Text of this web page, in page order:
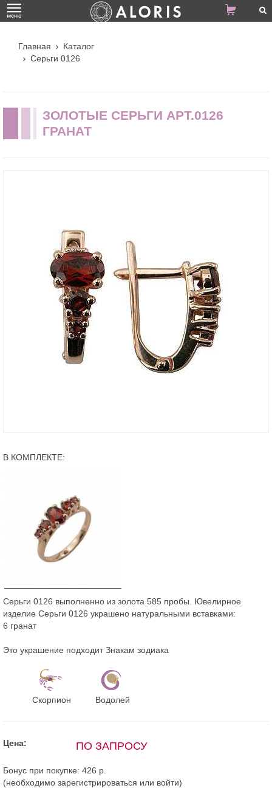
Главная
Каталог
Серьги 0126
ЗОЛОТЫЕ СЕРЬГИ АРТ.0126
ГРАНАТ
В КОМПЛЕКТЕ:
Серьги 0126 выполненно из золота 585 пробы. Ювелирное
изделие Серьги 0126 украшено натуральными вставками:
6 гранат
Это украшение подходит Знакам зодиака
Скорпион Водолей
Цена: ПО ЗАПРОСУ
Бонус при покупке: 426 р.
(необходимо зарегистрироваться или войти)